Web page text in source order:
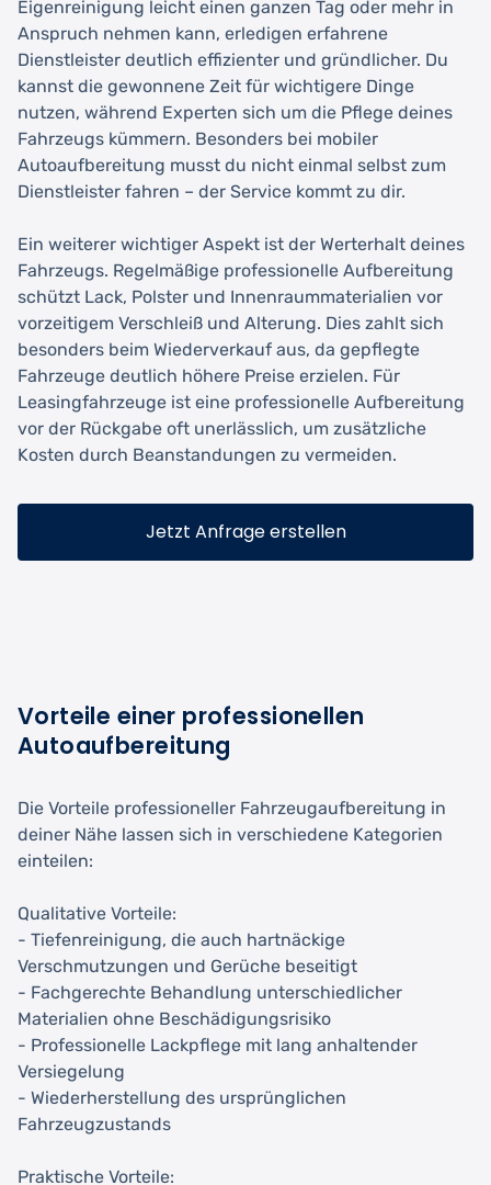
Eigenreinigung leicht einen ganzen Tag oder mehr in
Anspruch nehmen kann, erledigen erfahrene
Dienstleister deutlich effizienter und gründlicher. Du
kannst die gewonnene Zeit für wichtigere Dinge
nutzen, während Experten sich um die Pflege deines
Fahrzeugs kümmern. Besonders bei mobiler
Autoaufbereitung musst du nicht einmal selbst zum
Dienstleister fahren – der Service kommt zu dir.
Ein weiterer wichtiger Aspekt ist der Werterhalt deines
Fahrzeugs. Regelmäßige professionelle Aufbereitung
schützt Lack, Polster und Innenraummaterialien vor
vorzeitigem Verschleiß und Alterung. Dies zahlt sich
besonders beim Wiederverkauf aus, da gepflegte
Fahrzeuge deutlich höhere Preise erzielen. Für
Leasingfahrzeuge ist eine professionelle Aufbereitung
vor der Rückgabe oft unerlässlich, um zusätzliche
Kosten durch Beanstandungen zu vermeiden.
Jetzt Anfrage erstellen
Vorteile einer professionellen
Autoaufbereitung
Die Vorteile professioneller Fahrzeugaufbereitung in
deiner Nähe lassen sich in verschiedene Kategorien
einteilen:
Qualitative Vorteile:
- Tiefenreinigung, die auch hartnäckige
Verschmutzungen und Gerüche beseitigt
- Fachgerechte Behandlung unterschiedlicher
Materialien ohne Beschädigungsrisiko
- Professionelle Lackpflege mit lang anhaltender
Versiegelung
- Wiederherstellung des ursprünglichen
Fahrzeugzustands
Praktische Vorteile: